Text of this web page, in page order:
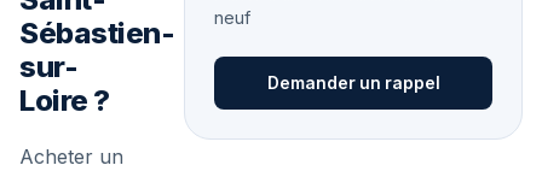
Sébastien-
sur-
Loire ?
Acheter un
neuf
Demander un rappel